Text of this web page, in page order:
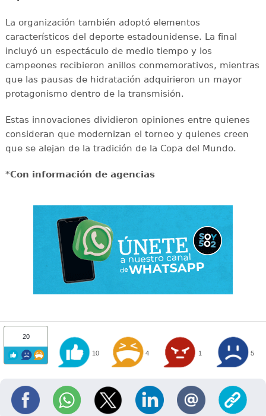
La organización también adoptó elementos
característicos del deporte estadounidense. La final
incluyó un espectáculo de medio tiempo y los
campeones recibieron anillos conmemorativos, mientras
que las pausas de hidratación adquirieron un mayor
protagonismo dentro de la transmisión.
Estas innovaciones dividieron opiniones entre quienes
consideran que modernizan el torneo y quienes creen
que se alejan de la tradición de la Copa del Mundo.
*Con información de agencias
20
10 4 1 5